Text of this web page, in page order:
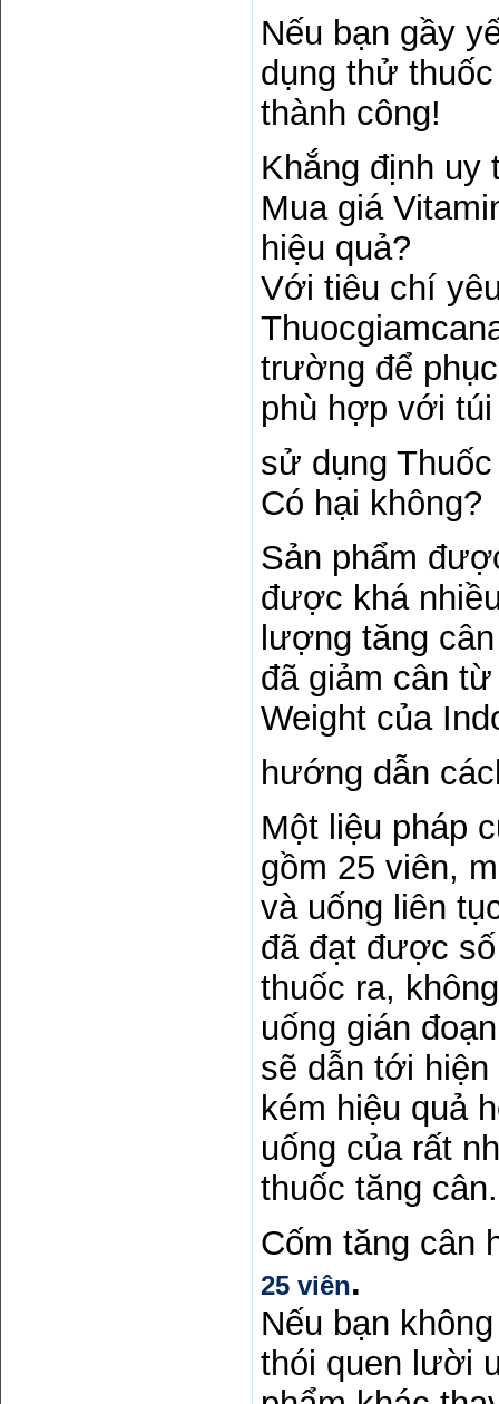
Nếu bạn gầy
dụng thử
thành công!
Khắng định
Mua giá
hiệu quả?
Với tiêu chí
trường để
phù hợp với
sử dụng
Có hại không?
Sản phẩm
được khá
lượng tăng
đã giảm cân
Weight của
hướng dẫn
Một liệu pháp
gồm 25 viên,
và uống liên
đã đạt được
thuốc ra,
uống gián
sẽ dẫn tới
kém hiệu quả
uống của rất
thuốc tăng cân.
Cốm tăng cân
25 viên.
Nếu bạn
thói quen lười